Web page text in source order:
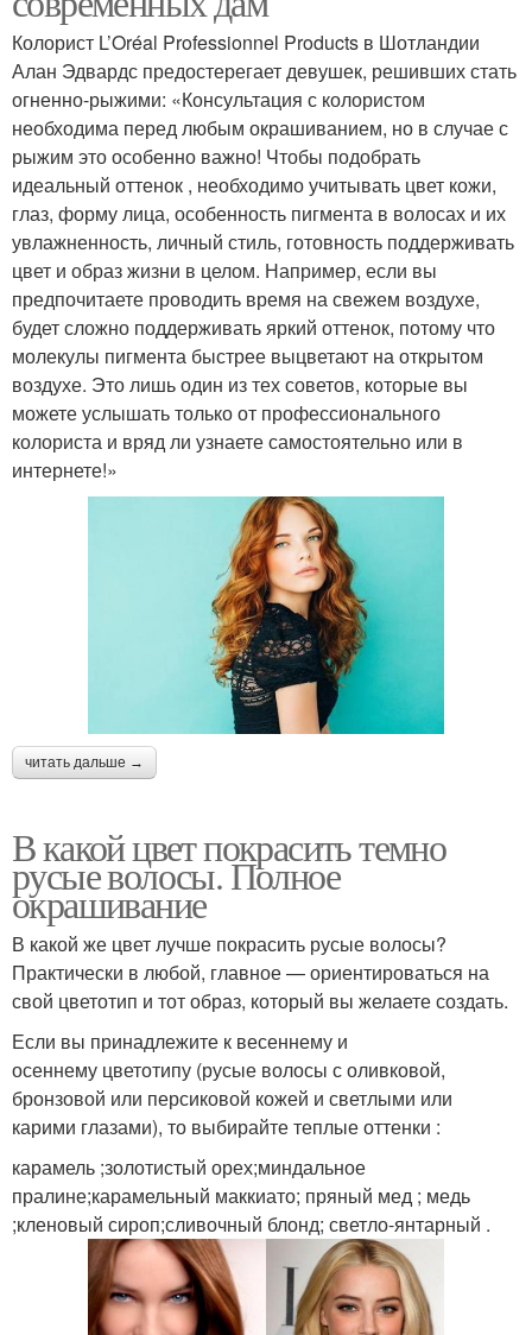
Колорист L’Oréal Professionnel Products в Шотландии
Алан Эдвардс предостерегает девушек, решивших стать
огненно-рыжими: «Консультация с колористом
необходима перед любым окрашиванием, но в случае с
рыжим это особенно важно! Чтобы подобрать
идеальный оттенок , необходимо учитывать цвет кожи,
глаз, форму лица, особенность пигмента в волосах и их
увлажненность, личный стиль, готовность поддерживать
цвет и образ жизни в целом. Например, если вы
предпочитаете проводить время на свежем воздухе,
будет сложно поддерживать яркий оттенок, потому что
молекулы пигмента быстрее выцветают на открытом
воздухе. Это лишь один из тех советов, которые вы
можете услышать только от профессионального
колориста и вряд ли узнаете самостоятельно или в
интернете!»
читать дальше →
В какой цвет покрасить темно
русые волосы. Полное
окрашивание
В какой же цвет лучше покрасить русые волосы?
Практически в любой, главное — ориентироваться на
свой цветотип и тот образ, который вы желаете создать.
Если вы принадлежите к весеннему и
осеннему цветотипу (русые волосы с оливковой,
бронзовой или персиковой кожей и светлыми или
карими глазами), то выбирайте теплые оттенки :
карамель ;золотистый орех;миндальное
пралине;карамельный маккиато; пряный мед ; медь
;кленовый сироп;сливочный блонд; светло-янтарный .